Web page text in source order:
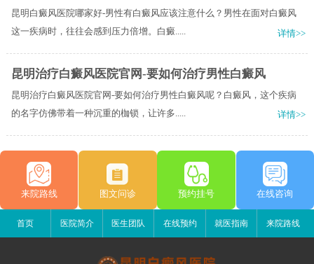
昆明白癜风医院哪家好-男性有白癜风应该注意什么？男性在面对白癜风
这一疾病时，往往会感到压力倍增。白癜.....
详情>>
昆明治疗白癜风医院官网-要如何治疗男性白癜风
昆明治疗白癜风医院官网-要如何治疗男性白癜风呢？白癜风，这个疾病
的名字仿佛带着一种沉重的枷锁，让许多.....
详情>>
来院路线 图文问诊 预约挂号 在线咨询
首页 医院简介 医生团队 在线预约 就医指南 来院路线